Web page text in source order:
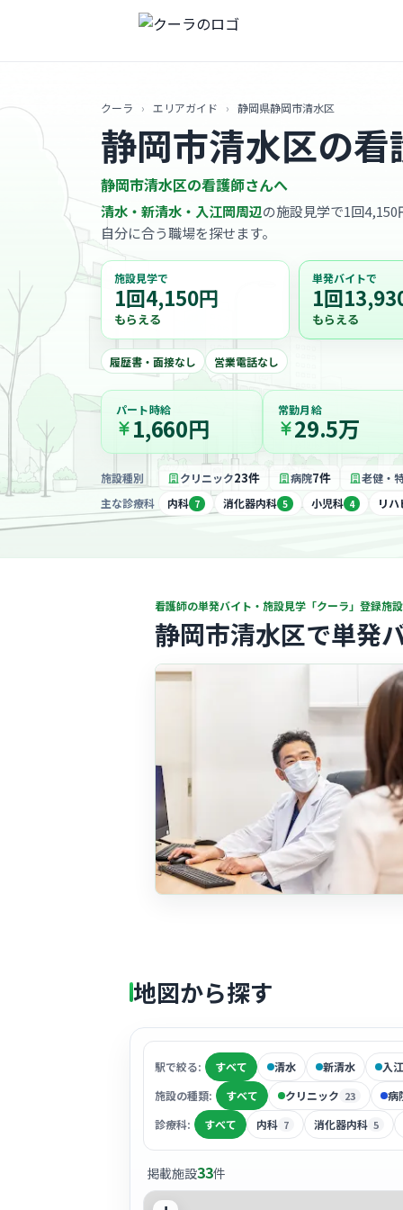
クーラ › エリアガイド › 静岡県静岡市清水区
静岡市清水区の
静岡市清水区の看護師さんへ
清水・新清水・入江岡周辺の施設見学で1回
自分に合う職場を探せます。
施設見学で
1回4,150円
もらえる
単発バイトで
1回
もらえる
履歴書・面接なし 営業電話なし
パート時給
1,660円
常勤月給
29.5万
施設種別 クリニック23件 病院7件
老健・
主な診療科
内科 7 消化器内科 5 小児科 4 リ
看護師の単発バイト・施設見学「クーラ」登録施設
静岡市清水区で単発
地図から探す
駅で絞る: すべて 清水 新清水
入
施設の種類:
すべて クリニック 23
病
診療科:
すべて 内科 7 消化器内科 5
掲載施設33件